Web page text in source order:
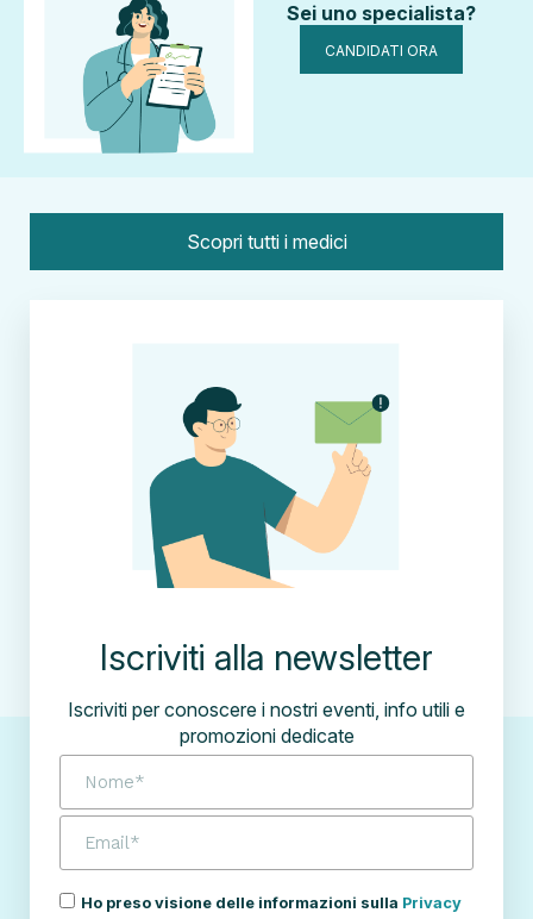
Sei uno specialista?
CANDIDATI ORA
Scopri tutti i medici
Iscriviti alla newsletter
Iscriviti per conoscere i nostri eventi, info utili e
promozioni dedicate
Ho preso visione delle informazioni sulla Privacy